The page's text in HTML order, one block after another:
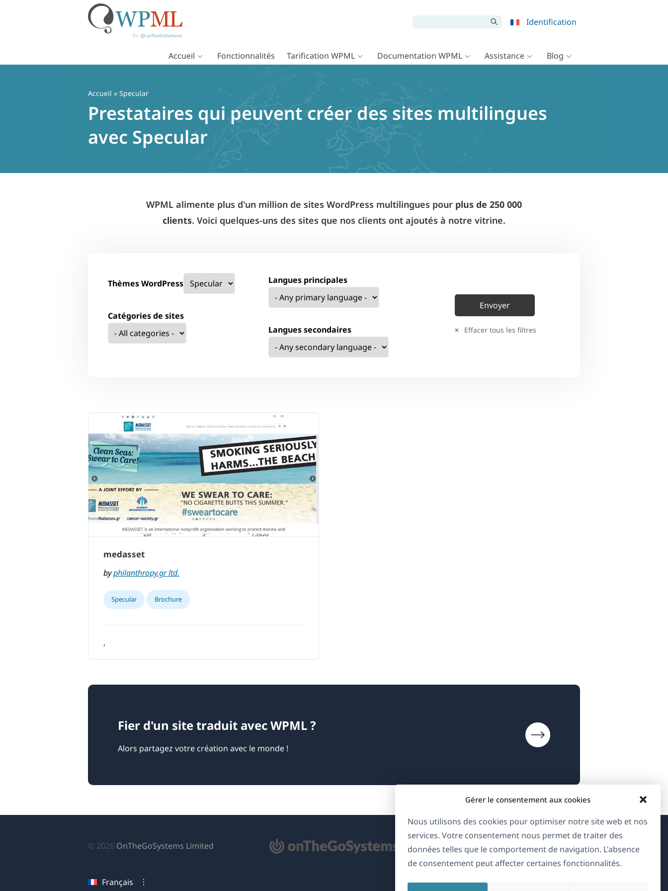
Gérer le consentement aux cookies
Nous utilisons des cookies pour optimiser notre site web et nos
services. Votre consentement nous permet de traiter des
données telles que le comportement de navigation. L'absence
de consentement peut affecter certaines fonctionnalités.
Identification
Accueil Fonctionnalités Tarification WPML Documentation WPML Assistance Blog
Accueil » Specular
Prestataires qui peuvent créer des sites multilingues
avec Specular
WPML alimente plus d'un million de sites WordPress multilingues pour plus de 250 000
clients. Voici quelques-uns des sites que nos clients ont ajoutés à notre vitrine.
Thèmes WordPress
Catégories de sites
Langues principales
Langues secondaires Effacer tous les filtres
medasset
byphilanthropy.gr ltd.
Specular Brochure
,
Fier d'un site traduit avec WPML ?
Alors partagez votre création avec le monde !
© 2026 OnTheGoSystems Limited
Français
À propos de WPML
RGPD & Politique de confidentialité